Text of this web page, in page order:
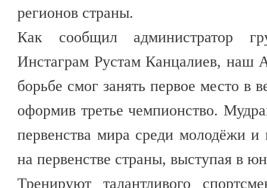
регионов страны.
Как сообщил администратор
Инстаграм Рустам Канцалиев, наш
борьбе смог занять первое место в
оформив третье чемпионство.
первенства мира среди молодёжи и
на первенстве страны, выступая в
Тренируют талантливого